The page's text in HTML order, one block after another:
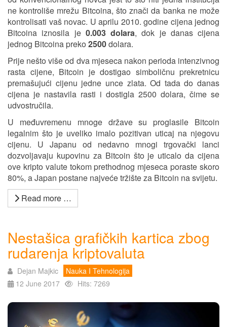
ne kontroliše mrežu Bitcoina, što znači da banka ne može
kontrolisati vaš novac. U aprilu 2010. godine cijena jednog
Bitcoina iznosila je 0.003 dolara, dok je danas cijena
jednog Bitcoina preko 2500dolara.
Prije nešto više od dva mjeseca nakon perioda intenzivnog
rasta cijene, Bitcoin je dostigao simboličnu prekretnicu
premašujući cijenu jedne unce zlata. Od tada do danas
cijena je nastavila rasti i dostigla 2500 dolara, čime se
udvostručila.
U međuvremenu mnoge države su proglasile Bitcoin
legalnim što je uveliko imalo pozitivan uticaj na njegovu
cijenu. U Japanu od nedavno mnogi trgovački lanci
dozvoljavaju kupovinu za Bitcoin što je uticalo da cijena
ove kripto valute tokom prethodnog mjeseca poraste skoro
80%, a Japan postane najveće tržište za Bitcoin na svijetu.
Read more …
Nestašica grafičkih kartica zbog
rudarenja kriptovaluta
Dejan Majkic
Nauka I Tehnologija
12 June 2017
Hits: 7269